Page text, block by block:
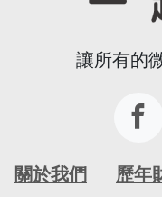
讓所有的
關於我們 歷年